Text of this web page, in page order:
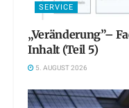
SERVICE
„Veränderung”–
Inhalt (Teil 5)
5. AUGUST 2026